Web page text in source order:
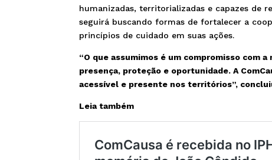
humanizadas, territorializadas e capazes de
seguirá buscando formas de fortalecer a
princípios de cuidado em suas ações.
“O que assumimos é um compromisso com
presença, proteção e oportunidade. A
acessível e presente nos territórios”,
Leia também